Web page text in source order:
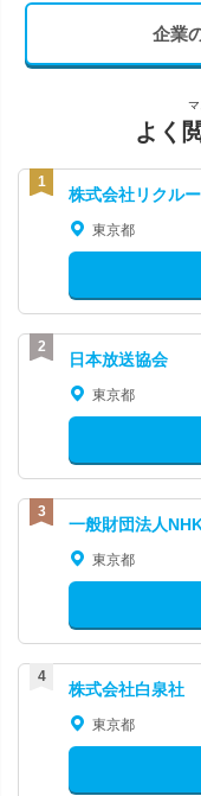
企業
よく
株式会社リクル
東京都
日本放送協会
東京都
一般財団法人
東京都
株式会社白泉社
東京都